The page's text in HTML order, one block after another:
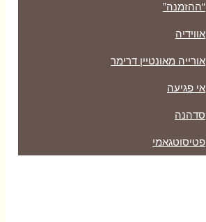
“ההזמנה”
אווידיה
אורייה מאונטיין דרימר
אי פגיעה
סדהנה
פטיסוטגאמי